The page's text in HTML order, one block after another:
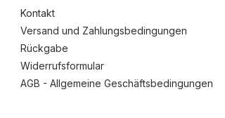
Kontakt
Versand und Zahlungsbedingungen
Rückgabe
Widerrufsformular
AGB - Allgemeine Geschäftsbedingungen